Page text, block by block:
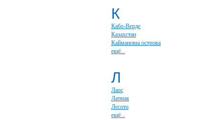
К
Кабо-Верде
Казахстан
Каймановы острова
ещё...
Л
Лаос
Латвия
Лесото
ещё...